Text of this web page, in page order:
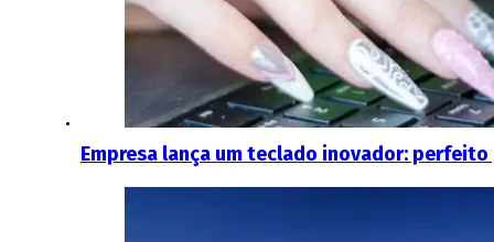
Empresa lança um teclado inovador: